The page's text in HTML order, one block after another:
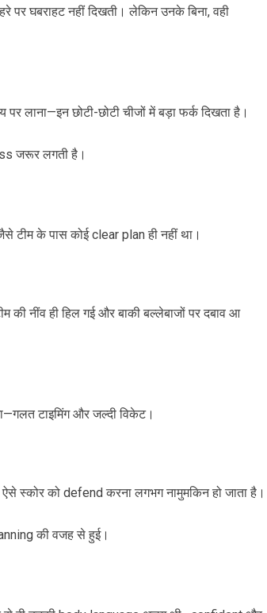
पर घबराहट नहीं दिखती। लेकिन उनके बिना, वही
लाना—इन छोटी-छोटी चीजों में बड़ा फर्क दिखता है।
जरूर लगती है।
टीम के पास कोई clear plan ही नहीं था।
नींव ही हिल गई और बाकी बल्लेबाजों पर दबाव आ
टाइमिंग और जल्दी विकेट।
स्कोर को defend करना लगभग नामुमकिन हो जाता है।
की वजह से हुई।